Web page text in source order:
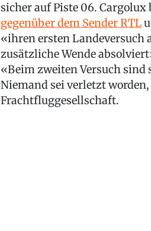
sicher auf Piste 06.
gegenüber dem Sender RTL
«ihren ersten Landeversuch
zusätzliche Wende
«Beim zweiten Versuch sind
Niemand sei verletzt worden,
Frachtfluggesellschaft.